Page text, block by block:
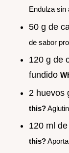
Endulza sin
50 g de
de sabor
120 g de
fundido
2 huevos
this?
120 ml
this?